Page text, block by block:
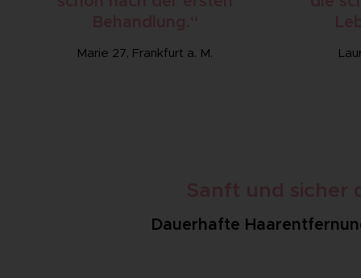
Marie 27, Frankfurt a. M.
Dauerhafte